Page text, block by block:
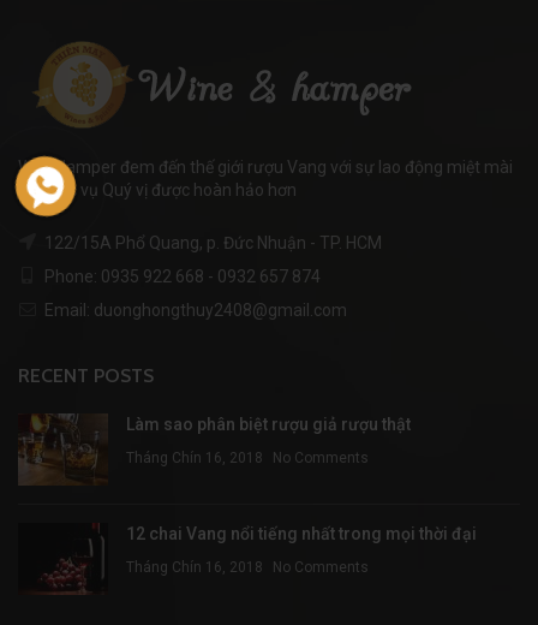
WineHamper đem đến thế giới rượu Vang với sự lao động miệt mài
để phục vụ Quý vị được hoàn hảo hơn
122/15A Phổ Quang, p. Đức Nhuận - TP. HCM
Phone: 0935 922 668 - 0932 657 874
Email: duonghongthuy2408@gmail.com
RECENT POSTS
Làm sao phân biệt rượu giả rượu thật
Tháng Chín 16, 2018 No Comments
12 chai Vang nổi tiếng nhất trong mọi thời đại
Tháng Chín 16, 2018 No Comments